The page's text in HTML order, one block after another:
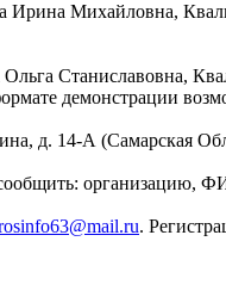
Ирина Михайловна,
Станиславовна,
демонстрации
д. 14-А (Самарская
организацию,
.